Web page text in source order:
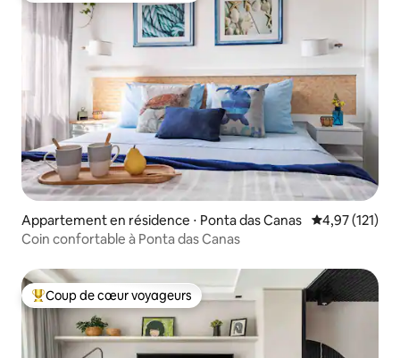
Appartement en résidence ⋅ Ponta das Canas Évaluation
4,97 (121)
Coin confortable à Ponta das Canas
Coups de cœur voyageurs les plus appréciés
Coup de cœur voyageurs